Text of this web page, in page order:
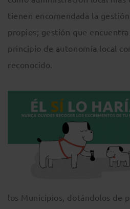
tienen encomendada la
propios; gestión que
principio de autonomía local
reconocido.
los Municipios, dotándolos de